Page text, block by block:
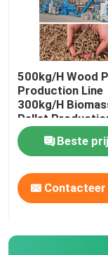
500kg/H Wood
Production Line
300kg/H
Pellet
Equipment
Beste
Contacteer